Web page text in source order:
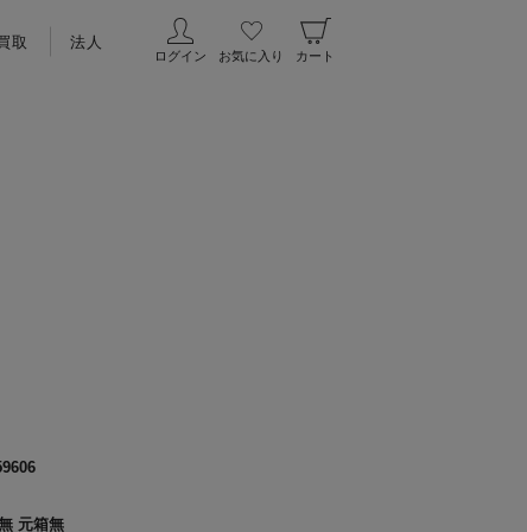
取 法人
ログイン お気に入り カート
元箱無